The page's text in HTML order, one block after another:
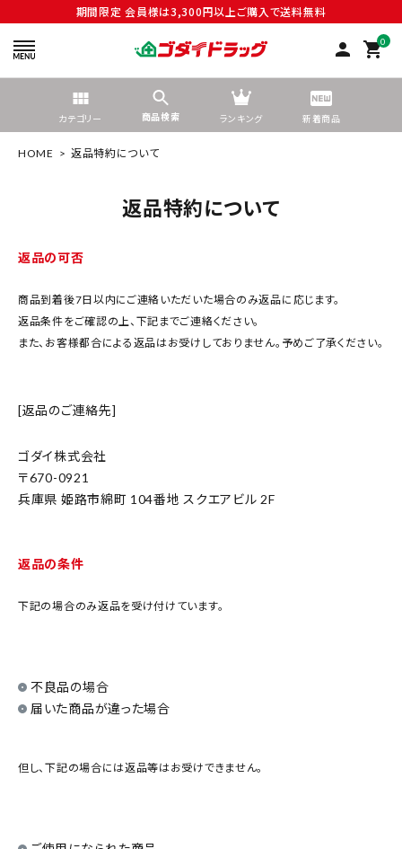
期間限定 会員様は3,300円以上ご購入で送料無料
person 0
shopping_cart
カテゴリー 商品検索 ランキング 新着商品
tune 絞り込んで検索する
新着商品
インフォメーション
HOME 返品特約について
返品特約について
返品の可否
商品到着後7日以内にご連絡いただいた場合のみ返品に応じます。
返品条件をご確認の上、下記までご連絡ください。
また、お客様都合による返品はお受けしておりません。予めご了承ください。
[返品のご連絡先]
ゴダイ株式会社
670-0921
兵庫県 姫路市綿町 104番地 スクエアビル 2F
返品の条件
下記の場合のみ返品を受け付けています。
不良品の場合
届いた商品が違った場合
但し、下記の場合には返品等はお受けできません。